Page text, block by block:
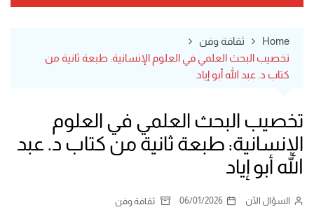
Home
ثقافة وفن
تخصيب البحث العلمي في العلوم الإنسانية: طبعة ثانية من
كتاب د. عبد الله أبو إياد
تخصيب البحث العلمي في العلوم
الإنسانية: طبعة ثانية من كتاب د. عبد
الله أبو إياد
السؤال الآن 06/01/2026 ثقافة وفن